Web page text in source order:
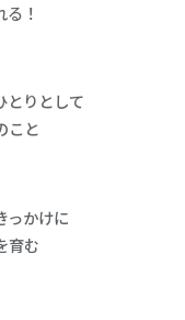
！
とりとして
こと
っかけに
育む